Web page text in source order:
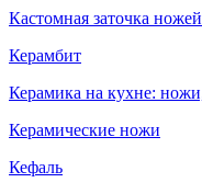
Кастомная заточка
Керамбит
Керамика на кухне:
Керамические ножи
Кефаль